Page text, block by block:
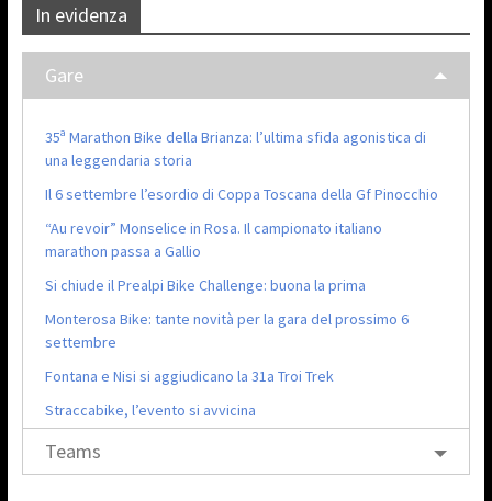
In evidenza
Gare
35ª Marathon Bike della Brianza: l’ultima sfida agonistica di
una leggendaria storia
Il 6 settembre l’esordio di Coppa Toscana della Gf Pinocchio
“Au revoir” Monselice in Rosa. Il campionato italiano
marathon passa a Gallio
Si chiude il Prealpi Bike Challenge: buona la prima
Monterosa Bike: tante novità per la gara del prossimo 6
settembre
Fontana e Nisi si aggiudicano la 31a Troi Trek
Straccabike, l’evento si avvicina
Teams